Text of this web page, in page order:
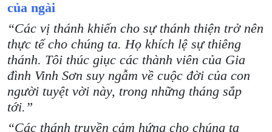
của ngài
“Các vị thánh khiến cho sự thánh thiện trở nên
thực tế cho chúng ta. Họ khích lệ sự thiêng
thánh. Tôi thúc giục các thành viên của Gia
đình Vinh Sơn suy ngẫm về cuộc đời của con
người tuyệt vời này, trong những tháng sắp
tới.”
“Các thánh truyền cảm hứng cho chúng ta